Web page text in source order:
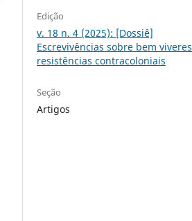
Edição
v. 18 n. 4 (2025): [Dossiê]
Escrevivências sobre bem
resistências contracoloniais
Seção
Artigos